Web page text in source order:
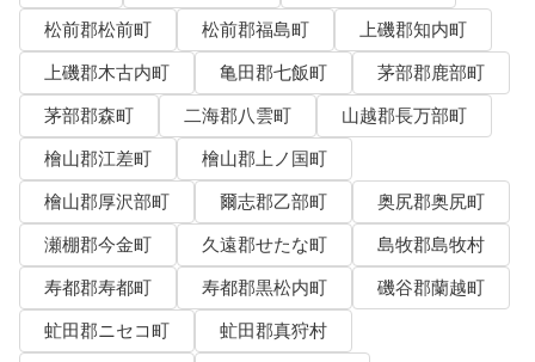
松前郡松前町
松前郡福島町
上磯郡知内町
上磯郡木古内町
亀田郡七飯町
茅部郡鹿部町
茅部郡森町
二海郡八雲町
山越郡長万部町
檜山郡江差町
檜山郡上ノ国町
檜山郡厚沢部町
爾志郡乙部町
奥尻郡奥尻町
瀬棚郡今金町
久遠郡せたな町
島牧郡島牧村
寿都郡寿都町
寿都郡黒松内町
磯谷郡蘭越町
虻田郡ニセコ町
虻田郡真狩村